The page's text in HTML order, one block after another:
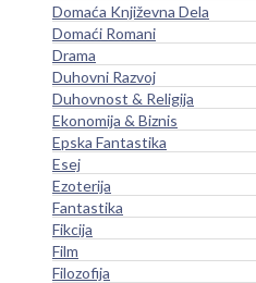
Domaća Književna Dela
Domaći Romani
Drama
Duhovni Razvoj
Duhovnost & Religija
Ekonomija & Biznis
Epska Fantastika
Esej
Ezoterija
Fantastika
Fikcija
Film
Filozofija